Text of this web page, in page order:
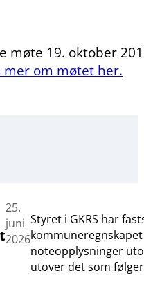
møte 19. oktober
mer om møtet her.
25.
juni
2026
Styret i GKRS har
noteopplysninger
utover det som